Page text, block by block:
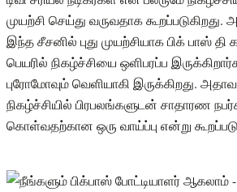
முயற்சி செய்து வருவதாக கூறப்படுகிறது.
இந்த சீசனில் புது முயற்சியாக பிக் பாஸ்
பெயரில் நிகழ்ச்சியை ஒளிபரப்ப
புரோமோவும் வெளியாகி இருக்கிறது.
நிகழ்ச்சியில் பிரபலங்களுடன் சாதாரண
கொள்வதற்கான ஒரு வாய்ப்பு என்று